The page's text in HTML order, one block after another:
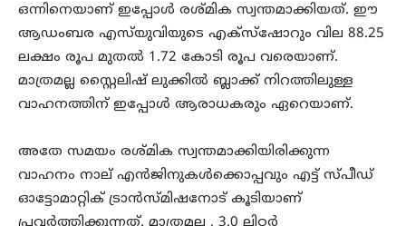
ഒന്നിനെയാണ് ഇപ്പോൾ രശ്മിക സ്വന്തമാക്കിയത്. ഈ
ആഡംബര എസ്‌യുവിയുടെ എക്‌സ്‌ഷോറും വില 88.25
ലക്ഷം രൂപ മുതൽ 1.72 കോടി രൂപ വരെയാണ്.
മാത്രമല്ല സ്റ്റൈലിഷ് ലുക്കിൽ ബ്ലാക്ക് നിറത്തിലുള്ള
വാഹനത്തിന് ഇപ്പോൾ ആരാധകരും ഏറെയാണ്.
അതേ സമയം രശ്മിക സ്വന്തമാക്കിയിരിക്കുന്ന
വാഹനം നാല് എൻജിനുകൾക്കൊപ്പവും എട്ട് സ്പീഡ്
ഓട്ടോമാറ്റിക് ട്രാൻസ്മിഷനോട് കൂടിയാണ്